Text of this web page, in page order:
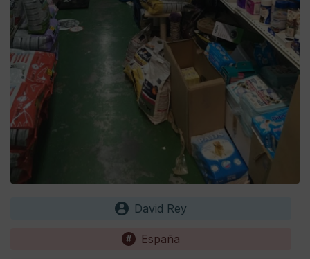
David Rey
España